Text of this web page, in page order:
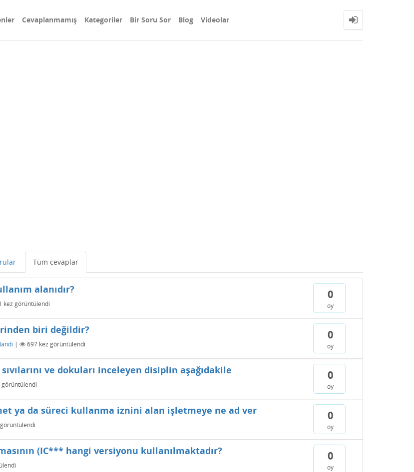
Cevaplanmamış Kategoriler Bir Soru Sor Blog Videolar
Tüm cevaplar
0
oy
alanıdır?
kez görüntülendi
0
oy
biri değildir?
| 697 kez görüntülendi
0
oy
ve dokuları inceleyen disiplin aşağıdakile
görüntülendi
0
oy
ya da süreci kullanma iznini alan işletmeye ne ad ver
0
oy
(IC*** hangi versiyonu kullanılmaktadır?